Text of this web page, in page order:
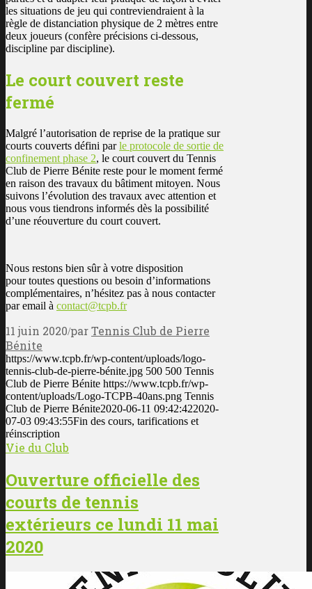
les situations de jeu qui contreviendraient à la
règle de distanciation physique de 2 mètres entre
deux joueurs (confère précisions ci-dessous,
discipline par discipline).
Le court couvert reste
fermé
Malgré l’autorisation de reprise de la pratique sur
courts couverts défini parle protocole de sortie de
confinement phase 2, le court couvert du Tennis
Club de Pierre Bénite reste pour le moment fermé
en raison des travaux du bâtiment mitoyen. Nous
suivons l’évolution des travaux avec attention et
nous vous tiendrons informés dès la possibilité
d’une réouverture du court couvert.
Nous restons bien sûr à votre disposition
pour toutes questions ou besoin d’informations
complémentaires, n’hésitez pas à nous contacter
par email à contact@tcpb.fr
11 juin 2020/parTennis Club de Pierre
Bénite
https://www.tcpb.fr/wp-content/uploads/logo-
tennis-club-de-pierre-bénite.jpg 500 500 Tennis
Club de Pierre Bénite https://www.tcpb.fr/wp-
content/uploads/Logo-TCPB-40ans.png Tennis
Club de Pierre Bénite2020-06-11 09:42:422020-
07-03 09:43:55Fin des cours, tarifications et
réinscription
Vie du Club
Ouverture officielle des
courts de tennis
extérieurs ce lundi 11 mai
2020